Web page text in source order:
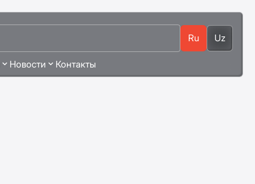
Ru Uz
Новости Контакты